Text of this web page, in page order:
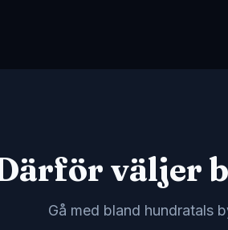
väljer
Gå med bland hundratals